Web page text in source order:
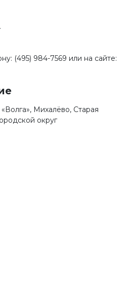
(495) 984-7569 или на сайте:
Михалёво, Старая
округ